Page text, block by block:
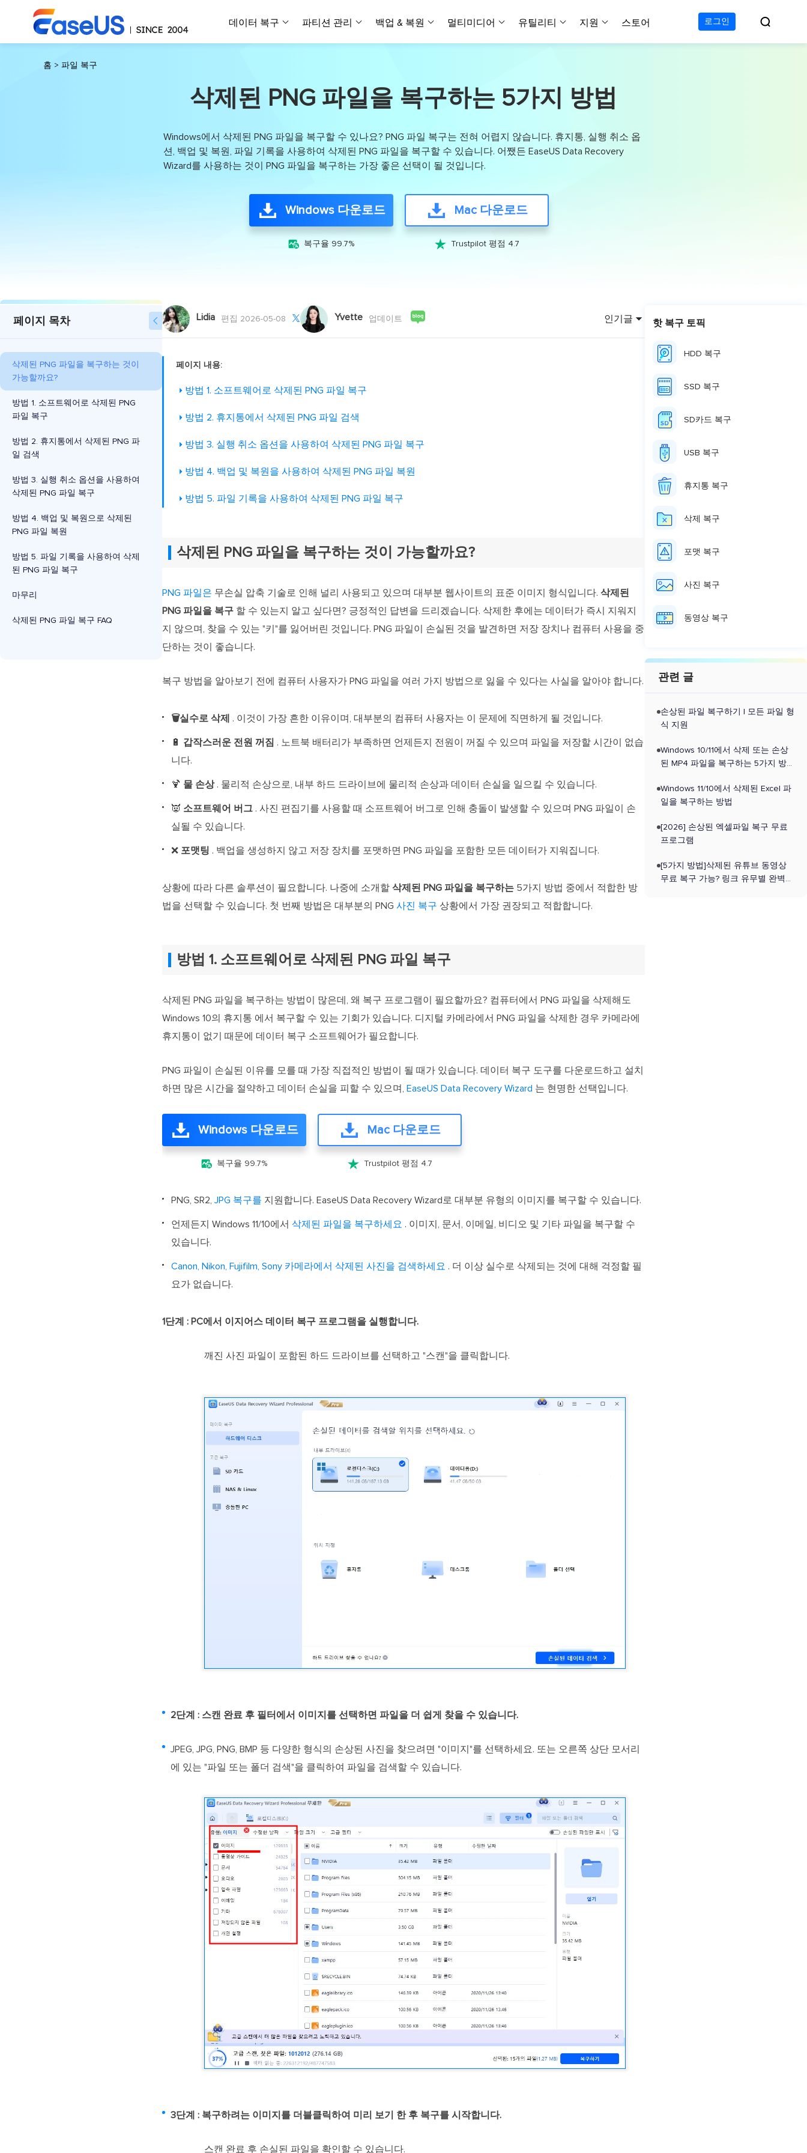
데이터 복구
Windows 데이터 복구
MobiSaver (iOS & Android)
모바일 데이터 복구
잃어버린 파티션 복구하기
전문 데이터 복구 서비스
데이터 복구 무료
데이터 복구 테크니션
SD 카드 데이터 복구
USB 데이터 복구
데이터 복구 프로
데이터 복구 무료
Android기기
데이터 복구 App
손상된 동영상 복구
손상된 파일 복구
온리인 사진 복구
온리인 파일 복구
파티션 관리
개인 디스크 관리 툴
파티션 마스터 기업
비지니스 디스크 관리 최적화 프로그램
디스크 복제
HDD/SSD 복제 프로그램
파티션 마스터 프로
SSD 마이그레이션
백업 & 복원
개인 백업 솔루션
투두 백업 테크니션
비지니스 백업 솔루션
중앙 집중식 솔루션
투두 백업 홈
멀티미디어
RecExperts
비디오/오디오/웹캠 녹화
스크린샷
무료 컴퓨터 캡쳐 도구
올인원 비디오 변환 툴깃
고품질 콘텐츠 생성을 위한 AI 워크플로우
유틸리티
파일 관리
기타 제품
PC 간 데이터 전송
무비무버
iPhone 데이터 전송
ChatTrans
간편한 전송 백업 및 복원 도구
Windows To Go 제작자
PC 전송 프로
아이폰 데이터 전송 프로
지원 스토어 로그인 
홈 > 파일 복구
삭제된 PNG 파일을 복구하는 5가지 방법
Windows에서 삭제된 PNG 파일을 복구할 수 있나요? PNG 파일 복구는 전혀 어렵지 않습니다. 휴지통, 실행 취소 옵
션, 백업 및 복원, 파일 기록을 사용하여 삭제된 PNG 파일을 복구할 수 있습니다. 어쨌든 EaseUS Data Recovery
Wizard를 사용하는 것이 PNG 파일을 복구하는 가장 좋은 선택이 될 것입니다.
Windows 다운로드
 복구율 99.7%
Mac 다운로드
 Trustpilot 평점 4.7

페이지 목차
삭제된 PNG 파일을 복구하는 것이
가능할까요?
방법 1. 소프트웨어로 삭제된 PNG
파일 복구
방법 2. 휴지통에서 삭제된 PNG 파
일 검색
방법 3. 실행 취소 옵션을 사용하여
삭제된 PNG 파일 복구
방법 4. 백업 및 복원으로 삭제된
PNG 파일 복원
방법 5. 파일 기록을 사용하여 삭제
된 PNG 파일 복구
마무리
삭제된 PNG 파일 복구 FAQ
Lidia 편집 2026-05-08  Yvette 업데이트 인기글
페이지 내용:
방법 1. 소프트웨어로 삭제된 PNG 파일 복구
방법 2. 휴지통에서 삭제된 PNG 파일 검색
방법 3. 실행 취소 옵션을 사용하여 삭제된 PNG 파일 복구
방법 4. 백업 및 복원을 사용하여 삭제된 PNG 파일 복원
방법 5. 파일 기록을 사용하여 삭제된 PNG 파일 복구
삭제된 PNG 파일을 복구하는 것이 가능할까요?
PNG 파일은 무손실 압축 기술로 인해 널리 사용되고 있으며 대부분 웹사이트의 표준 이미지 형식입니다. 삭제된
PNG 파일을 복구 할 수 있는지 알고 싶다면? 긍정적인 답변을 드리겠습니다. 삭제한 후에는 데이터가 즉시 지워지
지 않으며, 찾을 수 있는 "키"를 잃어버린 것입니다. PNG 파일이 손실된 것을 발견하면 저장 장치나 컴퓨터 사용을 중
단하는 것이 좋습니다.
복구 방법을 알아보기 전에 컴퓨터 사용자가 PNG 파일을 여러 가지 방법으로 잃을 수 있다는 사실을 알아야 합니다.
🗑️실수로 삭제 . 이것이 가장 흔한 이유이며, 대부분의 컴퓨터 사용자는 이 문제에 직면하게 될 것입니다.
🔋 갑작스러운 전원 꺼짐 . 노트북 배터리가 부족하면 언제든지 전원이 꺼질 수 있으며 파일을 저장할 시간이 없습
니다.
🍹 물 손상. 물리적 손상으로, 내부 하드 드라이브에 물리적 손상과 데이터 손실을 일으킬 수 있습니다.
👿 소프트웨어 버그 . 사진 편집기를 사용할 때 소프트웨어 버그로 인해 충돌이 발생할 수 있으며 PNG 파일이 손
실될 수 있습니다.
❌ 포맷팅 . 백업을 생성하지 않고 저장 장치를 포맷하면 PNG 파일을 포함한 모든 데이터가 지워집니다.
상황에 따라 다른 솔루션이 필요합니다. 나중에 소개할 삭제된 PNG 파일을 복구하는 5가지 방법 중에서 적합한 방
법을 선택할 수 있습니다. 첫 번째 방법은 대부분의 PNG 사진 복구 상황에서 가장 권장되고 적합합니다.
방법 1. 소프트웨어로 삭제된 PNG 파일 복구
삭제된 PNG 파일을 복구하는 방법이 많은데, 왜 복구 프로그램이 필요할까요? 컴퓨터에서 PNG 파일을 삭제해도
Windows 10의 휴지통 에서 복구할 수 있는 기회가 있습니다. 디지털 카메라에서 PNG 파일을 삭제한 경우 카메라에
휴지통이 없기 때문에 데이터 복구 소프트웨어가 필요합니다.
PNG 파일이 손실된 이유를 모를 때 가장 직접적인 방법이 될 때가 있습니다. 데이터 복구 도구를 다운로드하고 설치
하면 많은 시간을 절약하고 데이터 손실을 피할 수 있으며,
EaseUS Data Recovery Wizard 는 현명한 선택입니다.
Windows 다운로드
 복구율 99.7%
Mac 다운로드
 Trustpilot 평점 4.7
PNG, SR2, JPG 복구를 지원합니다. EaseUS Data Recovery Wizard로 대부분 유형의 이미지를 복구할 수 있습니다.
언제든지 Windows 11/10에서 삭제된 파일을 복구하세요 . 이미지, 문서, 이메일, 비디오 및 기타 파일을 복구할 수
있습니다.
Canon, Nikon, Fujifilm, Sony 카메라에서 삭제된 사진을 검색하세요 . 더 이상 실수로 삭제되는 것에 대해 걱정할 필
요가 없습니다.
1단계 : PC에서 이지어스 데이터 복구 프로그램을 실행합니다.
깨진 사진 파일이 포함된 하드 드라이브를 선택하고 "스캔"을 클릭합니다.
2단계 : 스캔 완료 후 필터에서 이미지를 선택하면 파일을 더 쉽게 찾을 수 있습니다.
JPEG, JPG, PNG, BMP 등 다양한 형식의 손상된 사진을 찾으려면 "이미지"를 선택하세요. 또는 오른쪽 상단 모서리
에 있는 "파일 또는 폴더 검색"을 클릭하여 파일을 검색할 수 있습니다.
3단계 : 복구하려는 이미지를 더블클릭하여 미리 보기 한 후 복구를 시작합니다.
스캔 완료 후 손실된 파일을 확인할 수 있습니다.
핫 복구 토픽
HDD 복구
SSD 복구
SD카드 복구
USB 복구
휴지통 복구
삭제 복구
포맷 복구
사진 복구
동영상 복구
관련 글
손상된 파일 복구하기 | 모든 파일 형
식 지원
Windows 10/11에서 삭제 또는 손상
된 MP4 파일을 복구하는 5가지 방법
Windows 11/10에서 삭제된 Excel 파
일을 복구하는 방법
[2026] 손상된 엑셀파일 복구 무료
프로그램
[5가지 방법]삭제된 유튜브 동영상
무료 복구 가능? 링크 유무별 완벽